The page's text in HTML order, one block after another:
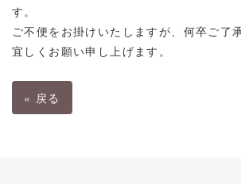
す。
ご不便をお掛けいたしますが、何卒ご了
宜しくお願い申し上げます。
« 戻る